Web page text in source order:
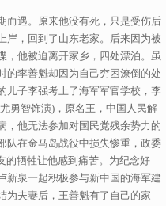
遇。原来他没有死，只是受伤后
岸，回到了山东老家。后来因为被
，他被迫离开家乡，四处漂泊。虽
的李善魁却因为自己穷困潦倒的处
儿子李强考上了海军军官学校，李
勇智饰演)，原名王，中国人民解
，他无法参加对国民党残余势力的
队在金马岛战役中损失惨重，政委
的牺牲让他感到痛苦。为纪念好
新泉一起积极参与新中国的海军建
为夫妻后，王善魁有了自己的家